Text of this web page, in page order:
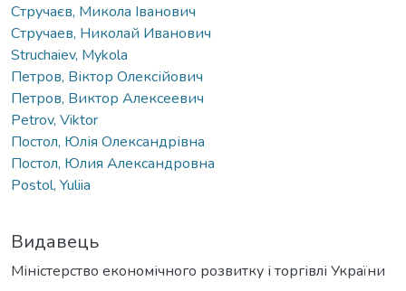
Стручаєв, Микола Іванович
Стручаев, Николай Иванович
Struchaiev, Mykola
Петров, Віктор Олексійович
Петров, Виктор Алексеевич
Petrov, Viktor
Постол, Юлія Олександрівна
Постол, Юлия Александровна
Postol, Yuliia
Видавець
Міністерство економічного розвитку і торгівлі України